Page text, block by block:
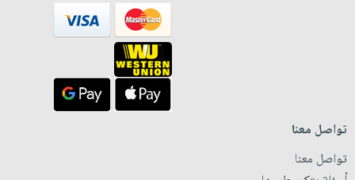
تواصل معنا
تواصل معنا